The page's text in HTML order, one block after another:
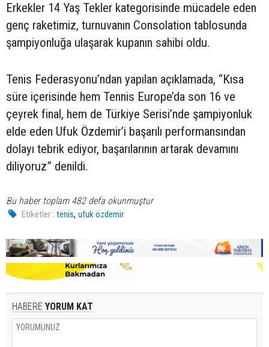
Erkekler 14 Yaş Tekler kategorisinde mücadele eden
genç raketimiz, turnuvanın Consolation tablosunda
şampiyonluğa ulaşarak kupanın sahibi oldu.
Tenis Federasyonu’ndan yapılan açıklamada, “Kısa
süre içerisinde hem Tennis Europe’da son 16 ve
çeyrek final, hem de Türkiye Serisi’nde şampiyonluk
elde eden Ufuk Özdemir’i başarılı performansından
dolayı tebrik ediyor, başarılarının artarak devamını
diliyoruz” denildi.
Bu haber toplam 482 defa okunmuştur
Etiketler : tenis,ufuk özdemir
HABERE YORUM KAT